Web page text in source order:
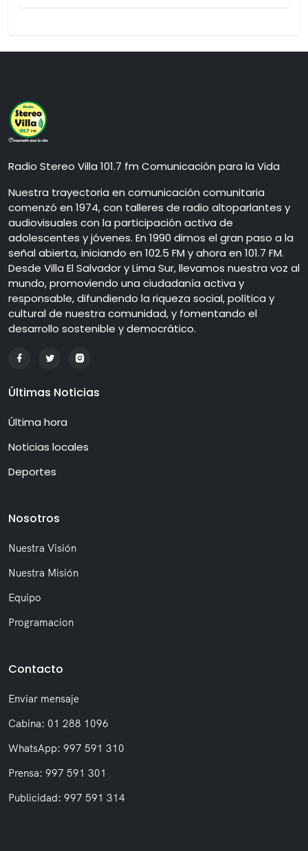
Radio Stereo Villa 101.7 fm Comunicación para la Vida
Nuestra trayectoria en comunicación comunitaria
comenzó en 1974, con talleres de radio altoparlantes y
audiovisuales con la participación activa de
adolescentes y jóvenes. En 1990 dimos el gran paso a la
señal abierta, iniciando en 102.5 FM y ahora en 101.7 FM.
Desde Villa El Salvador y Lima Sur, llevamos nuestra voz al
mundo, promoviendo una ciudadanía activa y
responsable, difundiendo la riqueza social, política y
cultural de nuestra comunidad, y fomentando el
desarrollo sostenible y democrático.
Últimas Noticias
Última hora
Noticias locales
Deportes
Nosotros
Nuestra Visión
Nuestra Misión
Equipo
Programacion
Contacto
Enviar mensaje
Cabina: 01 288 1096
WhatsApp: 997 591 310
Prensa: 997 591 301
Publicidad: 997 591 314